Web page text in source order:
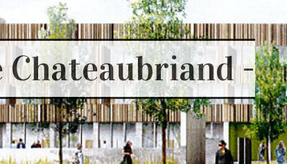
Chateaubriand -